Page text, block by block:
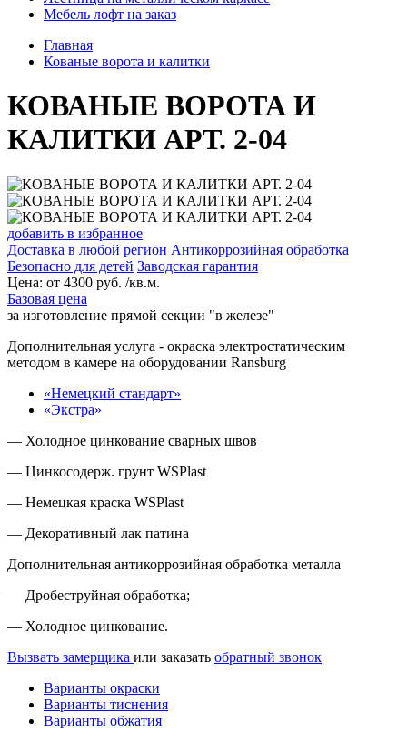
Мебель лофт на заказ
Главная
Кованые ворота и калитки
КОВАНЫЕ ВОРОТА И
КАЛИТКИ АРТ. 2-04
добавить в избранное
Доставка в любой регион Антикоррозийная обработка
Безопасно для детей Заводская гарантия
Цена: от 4300 руб. /кв.м.
Базовая цена
за изготовление прямой секции "в железе"
Дополнительная услуга - окраска электростатическим
методом в камере на оборудовании Ransburg
«Немецкий стандарт»
«Экстра»
— Холодное цинкование сварных швов
— Цинкосодерж. грунт WSPlast
— Немецкая краска WSPlast
— Декоративный лак патина
Дополнительная антикоррозийная обработка металла
— Дробеструйная обработка;
— Холодное цинкование.
Вызвать замерщика или заказать обратный звонок
Варианты окраски
Варианты тиснения
Варианты обжатия